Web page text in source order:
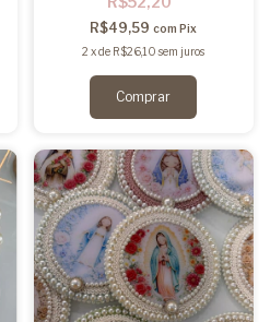
R$49,59com Pix
2 xde R$26,10 sem juros